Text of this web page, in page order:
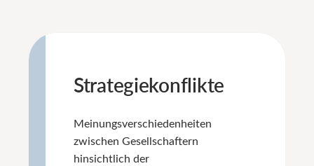
Strategiekonflikte
Meinungsverschiedenheiten
zwischen Gesellschaftern
hinsichtlich der